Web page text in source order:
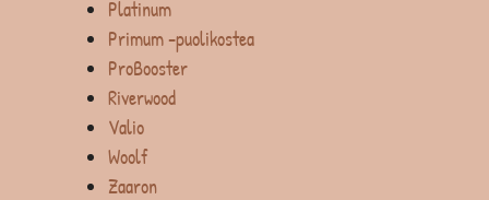
Platinum
Primum -puolikostea
ProBooster
Riverwood
Valio
Woolf
Zaaron